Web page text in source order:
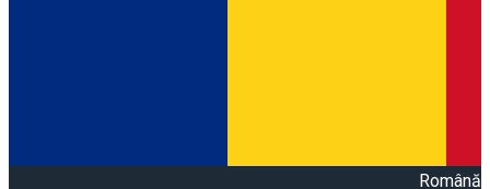
Română